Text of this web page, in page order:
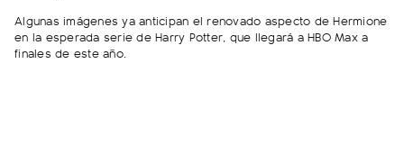
Algunas imágenes ya anticipan el renovado aspecto de Hermione
en la esperada serie de Harry Potter, que llegará a HBO Max a
finales de este año.